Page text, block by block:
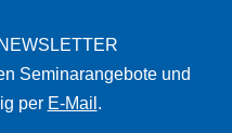
Seminarangebote und
per E-Mail .